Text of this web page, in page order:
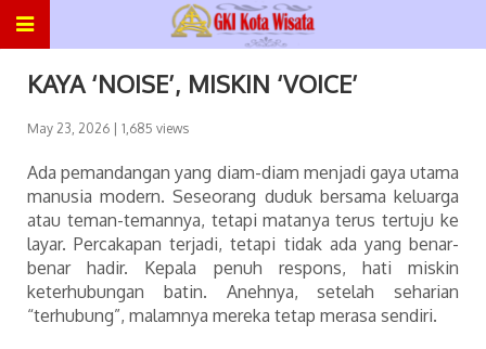
KAYA ‘NOISE’, MISKIN ‘VOICE’
May 23, 2026 | 1,685 views
Ada pemandangan yang diam-diam menjadi gaya utama
manusia modern. Seseorang duduk bersama keluarga
atau teman-temannya, tetapi matanya terus tertuju ke
layar. Percakapan terjadi, tetapi tidak ada yang benar-
benar hadir. Kepala penuh respons, hati miskin
keterhubungan batin. Anehnya, setelah seharian
“terhubung”, malamnya mereka tetap merasa sendiri.